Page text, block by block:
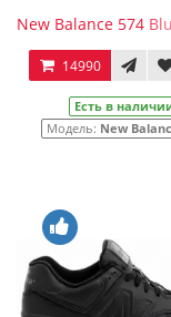
New Balance 574
14990
Есть в
Модель: New